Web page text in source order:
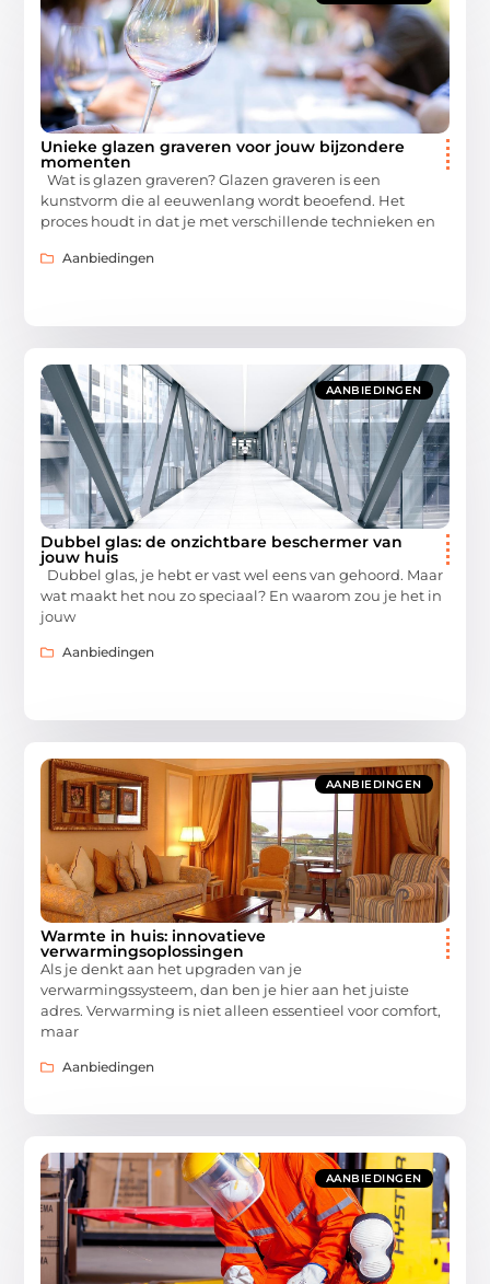
Unieke glazen graveren voor jouw bijzondere
momenten
Wat is glazen graveren? Glazen graveren is een
kunstvorm die al eeuwenlang wordt beoefend. Het
proces houdt in dat je met verschillende technieken en
Aanbiedingen
AANBIEDINGEN
Dubbel glas: de onzichtbare beschermer van
jouw huis
Dubbel glas, je hebt er vast wel eens van gehoord. Maar
wat maakt het nou zo speciaal? En waarom zou je het in
jouw
Aanbiedingen
AANBIEDINGEN
Warmte in huis: innovatieve
verwarmingsoplossingen
Als je denkt aan het upgraden van je
verwarmingssysteem, dan ben je hier aan het juiste
adres. Verwarming is niet alleen essentieel voor comfort,
maar
Aanbiedingen
AANBIEDINGEN